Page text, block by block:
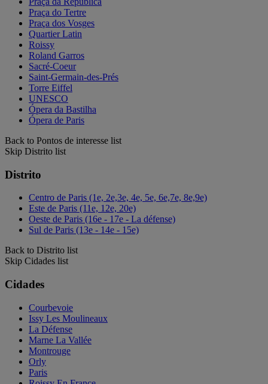
Praça do Tertre
Praça dos Vosges
Quartier Latin
Roissy
Roland Garros
Sacré-Coeur
Saint-Germain-des-Prés
Torre Eiffel
UNESCO
Ópera da Bastilha
Ópera de Paris
Back to Pontos de interesse list
Skip Distrito list
Distrito
Centro de Paris (1e, 2e,3e, 4e, 5e, 6e,7e, 8e,9e)
Este de Paris (11e, 12e, 20e)
Oeste de Paris (16e - 17e - La défense)
Sul de Paris (13e - 14e - 15e)
Back to Distrito list
Skip Cidades list
Cidades
Courbevoie
Issy Les Moulineaux
La Défense
Marne La Vallée
Montrouge
Orly
Paris